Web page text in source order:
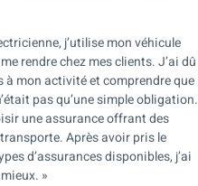
j’utilise mon véhicule
rendre chez mes clients. J’ai dû
à mon activité et comprendre que
pas qu’une simple obligation.
une assurance offrant des
Après avoir pris le
d’assurances disponibles, j’ai
»